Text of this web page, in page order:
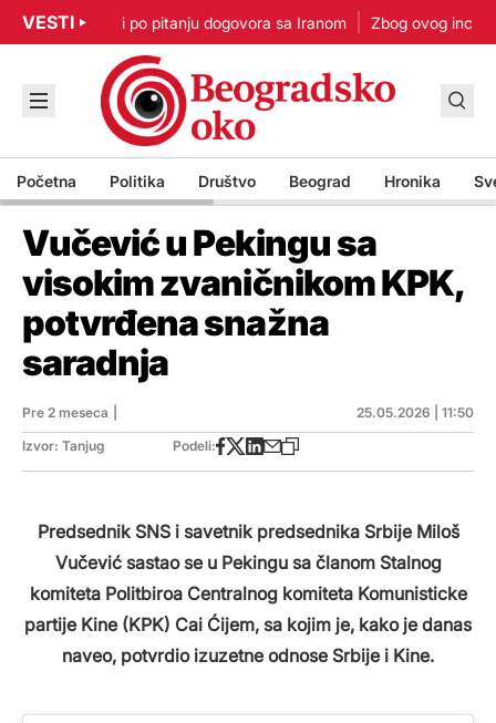
VESTI
Nisam u žurbi po pitanju dogovora sa Iranom Zbog ovog
Početna Politika Društvo Beograd Hronika
Vučević u Pekingu sa
visokim zvaničnikom KPK,
potvrđena snažna
saradnja
Pre 2 meseca
25.05.2026 | 11:50
Izvor: Tanjug
Podeli:
Predsednik SNS i savetnik predsednika Srbije Miloš
Vučević sastao se u Pekingu sa članom Stalnog
komiteta Politbiroa Centralnog komiteta Komunisticke
partije Kine (KPK) Cai Ćijem, sa kojim je, kako je danas
naveo, potvrdio izuzetne odnose Srbije i Kine.